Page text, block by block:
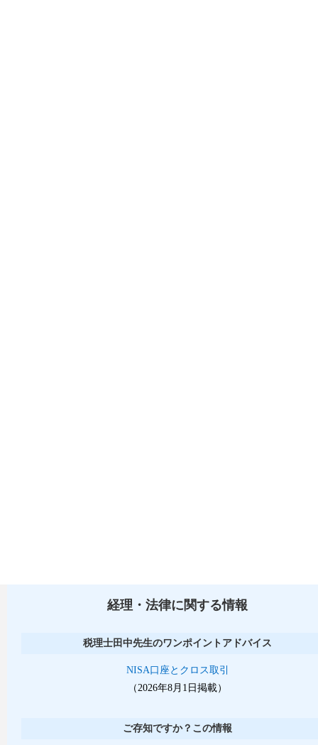
経理・法律に関する情報
税理士田中先生のワンポイントアドバイス
NISA口座とクロス取引
（2026年8月1日掲載）
ご存知ですか？この情報